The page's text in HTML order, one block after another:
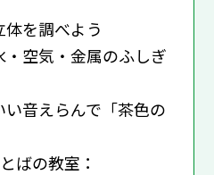
を調べよう
空気・金属のふしぎ
音えらんで「茶色の
の教室：